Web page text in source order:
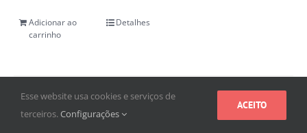
Adicionar ao
carrinho
Detalhes
Esse website usa cookies e serviços de
terceiros.Configurações
ACEITO